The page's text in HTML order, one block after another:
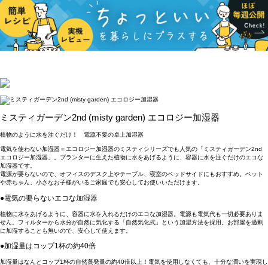
ミスティガーデン2nd (misty garden) エコロジー加湿器
植物のように水を注ぐだけ！ 電源不要の卓上加湿器
電気を使わない加湿器＝エコロジー加湿器のミスティシリーズでも人気の「ミスティガーデン2nd
エコロジー加湿器」。プランターに生えた植物に水をあげるように、容器に水を注ぐだけのエコな
加湿器です。
電源が要らないので、オフィスのデスク上やテーブル、寝室のベッドサイドにもおすすめ。ペット
や赤ちゃん、小さなお子様がいるご家庭でも安心してお使いいただけます。
●電気の要らないエコな加湿器
植物に水をあげるように、容器に水を入れるだけのエコな加湿器。電源も電気代も一切必要ありま
せん。フィルターから水分が自然に気化する「自然気化式」という加湿方法を採用。お部屋を過剰
に加湿することも無いので、安心して使えます。
●加湿量はコップ1杯の約40倍
加湿量はなんとコップ1杯の自然蒸発量の約40倍以上！電気を使用しなくても、十分な潤いを実現し